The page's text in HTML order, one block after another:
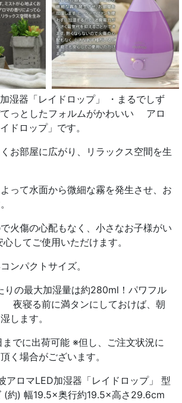
湿器「レイドロップ」 ・まるでしず
てっとしたフォルムがかわいい アロ
ドロップ」です。
お部屋に広がり、リラックス空間を生
って水面から微細な霧を発生させ、お
火傷の心配もなく、小さなお子様がい
してご使用いただけます。
ンパクトサイズ。
りの最大加湿量は約280ml！パワフル
夜寝る前に満タンにしておけば、朝
します。
でに出荷可能 ※但し、ご注文状況に
く場合がございます。
アロマLED加湿器「レイドロップ」 型
(約) 幅19.5×奥行約19.5×高さ29.6cm